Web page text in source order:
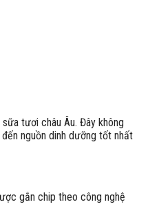
tươi châu Âu. Đây không
nguồn dinh dưỡng tốt nhất
gắn chip theo công nghệ